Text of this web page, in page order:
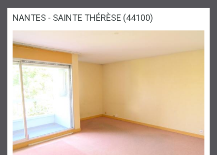
NANTES - SAINTE THÉRÈSE (44100)